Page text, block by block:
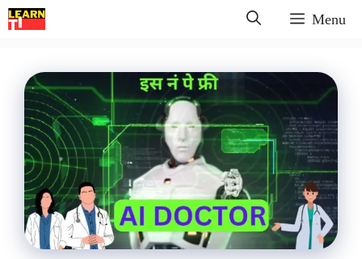
Skip
to
Menu